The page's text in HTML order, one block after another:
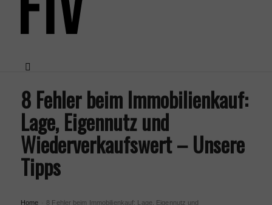
Menü
8 Fehler beim Immobilienkauf:
Lage, Eigennutz und
Wiederverkaufswert – Unsere
Tipps
Home
8 Fehler beim Immobilienkauf: Lage, Eigennutz und